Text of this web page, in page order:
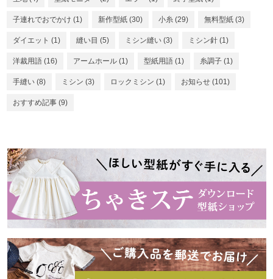
子連れでおでかけ (1) 新作型紙 (30) 小糸 (29) 無料型紙 (3)
ダイエット (1) 縫い目 (5) ミシン縫い (3) ミシン針 (1)
洋裁用語 (16) アームホール (1) 型紙用語 (1) 糸調子 (1)
手縫い (8) ミシン (3) ロックミシン (1) お知らせ (101)
おすすめ記事 (9)